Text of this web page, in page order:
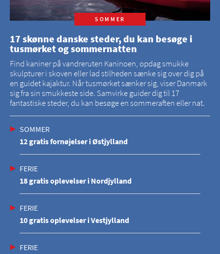
SOMMER
17 skønne danske steder, du kan besøge i
tusmørket og sommernatten
Find kaniner på vandreruten Kaninoen, opdag smukke
skulpturer i skoven eller lad stilheden sænke sig over dig på
en guidet kajaktur. Når tusmørket sænker sig, viser Danmark
sig fra sin smukkeste side. Samvirke guider dig til 17
fantastiske steder, du kan besøge en sommeraften eller nat.
SOMMER
12 gratis fornøjelser i Østjylland
FERIE
18 gratis oplevelser i Nordjylland
FERIE
10 gratis oplevelser i Vestjylland
FERIE